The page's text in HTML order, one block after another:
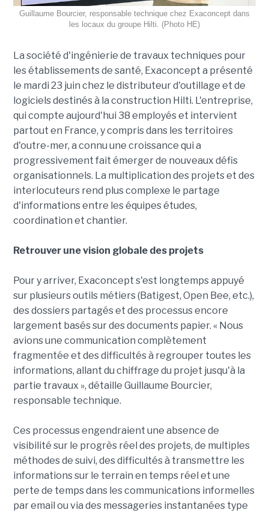
Guillaume Bourcier, responsable technique chez Exaconcept dans
les locaux du groupe Hilti. (Photo HE)
La société d'ingénierie de travaux techniques pour
les établissements de santé, Exaconcept a présenté
le mardi 23 juin chez le distributeur d'outillage et de
logiciels destinés à la construction Hilti. L'entreprise,
qui compte aujourd'hui 38 employés et intervient
partout en France, y compris dans les territoires
d'outre-mer, a connu une croissance qui a
progressivement fait émerger de nouveaux défis
organisationnels. La multiplication des projets et des
interlocuteurs rend plus complexe le partage
d'informations entre les équipes études,
coordination et chantier.
Retrouver une vision globale des projets
Pour y arriver, Exaconcept s'est longtemps appuyé
sur plusieurs outils métiers (Batigest, Open Bee, etc.),
des dossiers partagés et des processus encore
largement basés sur des documents papier. « Nous
avions une communication complètement
fragmentée et des difficultés à regrouper toutes les
informations, allant du chiffrage du projet jusqu'à la
partie travaux », détaille Guillaume Bourcier,
responsable technique.
Ces processus engendraient une absence de
visibilité sur le progrès réel des projets, de multiples
méthodes de suivi, des difficultés à transmettre les
informations sur le terrain en temps réel et une
perte de temps dans les communications informelles
par email ou via des messageries instantanées type